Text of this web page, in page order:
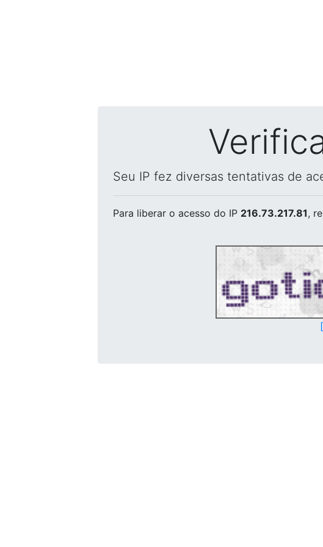
Seu IP fez diversas tentativas de
Para liberar o acesso do IP 216.73.217.81,